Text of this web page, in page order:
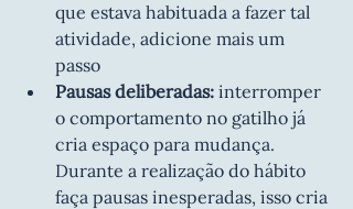
que estava habituada a fazer tal
atividade, adicione mais um
passo
Pausas deliberadas: interromper
o comportamento no gatilho já
cria espaço para mudança.
Durante a realização do hábito
faça pausas inesperadas, isso cria